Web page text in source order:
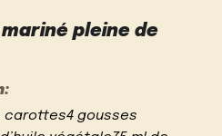
pleine de
carottes4 gousses